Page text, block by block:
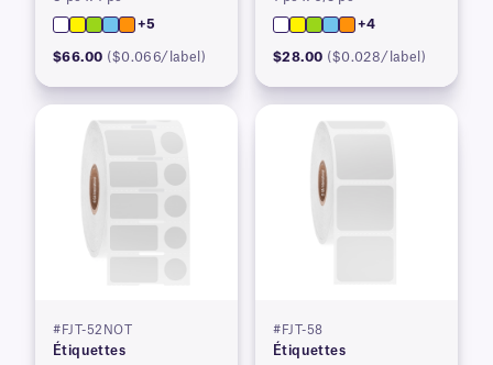
thermique
+5
$66.00 ($0.066/label)
arrière
+4
$28.00 ($0.028/label)
#FJT-52NOT
Étiquettes
#FJT-58
Étiquettes